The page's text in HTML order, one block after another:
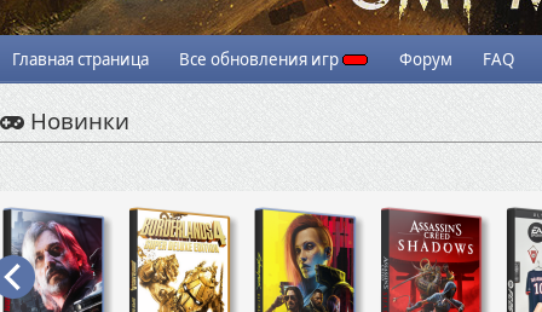
Главная страница Все обновления игр Форум FAQ
Новинки